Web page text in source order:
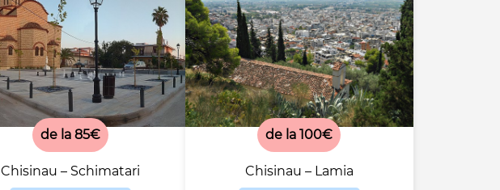
de la 85€
Chisinau – Schimatari
de la 100€
Chisinau – Lamia